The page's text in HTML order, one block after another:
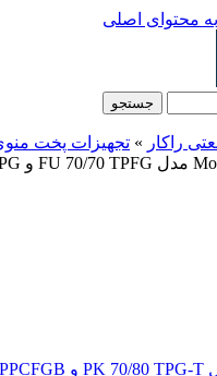
محتوای اصلی
جستجو
راکار » تجهیزات پخت